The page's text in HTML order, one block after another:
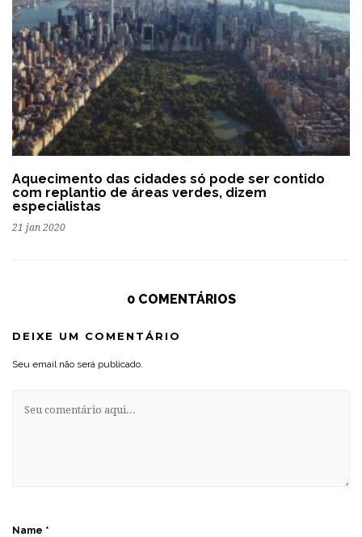
Aquecimento das cidades só pode ser contido
com replantio de áreas verdes, dizem
especialistas
21 jan 2020
0 COMENTÁRIOS
DEIXE UM COMENTÁRIO
Seu email não será publicado.
Name *